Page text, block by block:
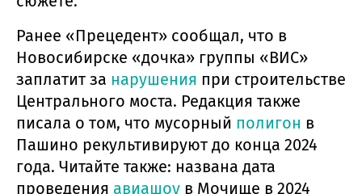
Ранее «Прецедент» сообщал, что в
Новосибирске «дочка» группы «ВИС»
заплатит за нарушения при строительстве
Центрального моста. Редакция также
писала о том, что мусорный полигон в
Пашино рекультивируют до конца 2024
года. Читайте также: названа дата
проведения авиашоу в Мочище в 2024